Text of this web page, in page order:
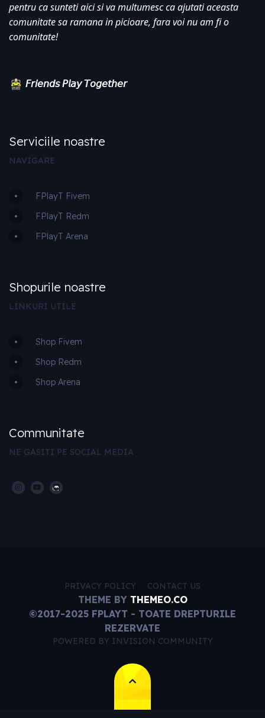
pentru ca sunteti aici si va multumesc ca ajutati aceasta
comunitate sa ramana in picioare, fara voi nu am fi o
comunitate!
𝘍𝘳𝘪𝘦𝘯𝘥𝘴 𝘗𝘭𝘢𝘺 𝘛𝘰𝘨𝘦𝘵𝘩𝘦𝘳
Serviciile noastre
NAVIGARE
FPlayT Fivem
FPlayT Redm
FPlayT Arena
Shopurile noastre
LINKURI UTILE
Shop Fivem
Shop Redm
Shop Arena
Communitate
NE GASITI PE SOCIAL MEDIA
PRIVACY POLICY CONTACT US
THEME BY THEMEO.CO
©2017-2025 FPLAYT - TOATE DREPTURILE
REZERVATE
POWERED BY INVISION COMMUNITY